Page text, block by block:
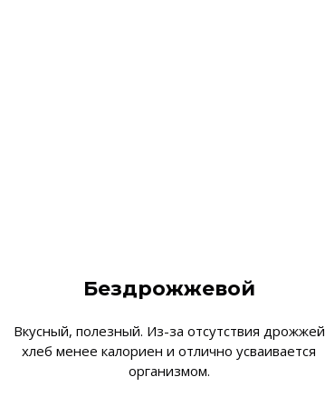
Бездрожжевой
Вкусный, полезный. Из-за отсутствия дрожжей
хлеб менее калориен и отлично усваивается
организмом.